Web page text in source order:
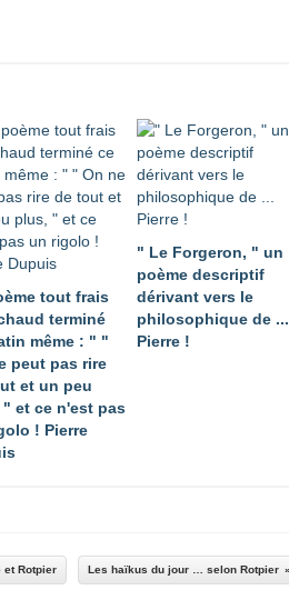
tout frais
terminé
même : " "
peut pas rire
et un peu
" et ce n'est pas
! Pierre
" Le Forgeron, " un
poème descriptif
dérivant vers le
philosophique de ...
Pierre !
et Rotpier Les haïkus du jour … selon Rotpier